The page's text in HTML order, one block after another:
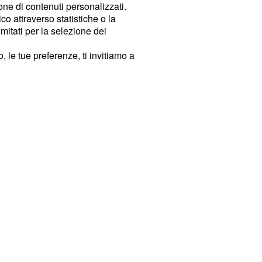
di contenuti personalizzati.
attraverso statistiche o la
per la selezione dei
le tue preferenze, ti invitiamo a